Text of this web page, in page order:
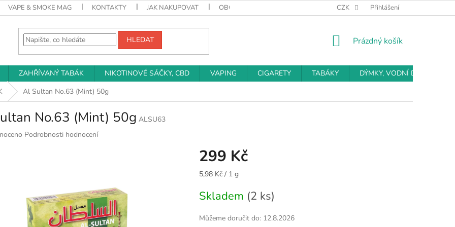
VAPE & SMOKE MAG KONTAKTY JAK NAKUPOVAT OBCHODNÍ PODMÍNKY PODMÍNKY OCHRANY OSOBNÍCH ÚDAJŮ
CZK Přihlášení
HLEDAT
NÁKUPNÍ
Prázdný košík
ZAHŘÍVANÝ TABÁK NIKOTINOVÉ SÁČKY, CBD VAPING CIGARETY TABÁKY
DÝMKY, VODNÍ DÝMKY
Al Sultan No.63 (Mint) 50g
No.63 (Mint) 50g ALSU63
Podrobnosti hodnocení
299 Kč
Měrná
5,98 Kč / 1 g
Skladem (2 ks)
Můžeme doručit do: 12.8.2026